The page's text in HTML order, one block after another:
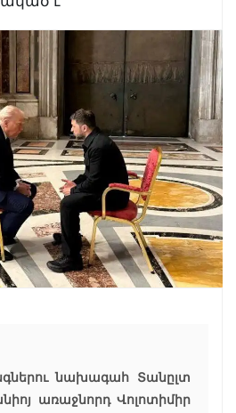
նախագահ Տանըլտ
առաջնորդ Վոլոտիմիր